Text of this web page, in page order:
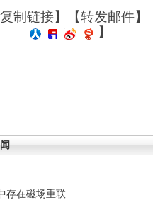
复制链接】【转发邮件】
】
存在磁场重联